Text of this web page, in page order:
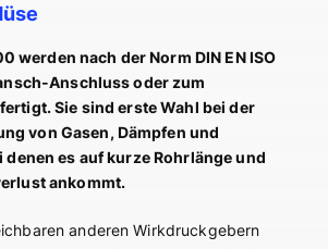
werden nach der Norm DIN EN ISO
Anschluss oder zum
Sie sind erste Wahl bei der
von Gasen, Dämpfen und
denen es auf kurze Rohrlänge und
ankommt.
anderen Wirkdruckgebern